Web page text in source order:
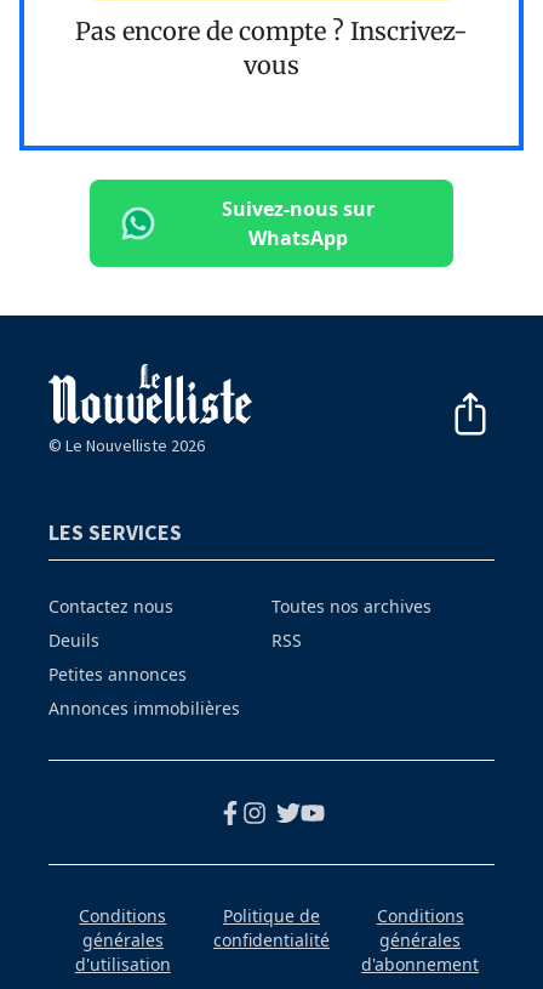
Pas encore de compte ? Inscrivez-
vous
Suivez-nous sur
WhatsApp
© Le Nouvelliste 2026
LES SERVICES
Contactez nous
Deuils
Petites annonces
Annonces immobilières
Toutes nos archives
RSS
Conditions
générales
d'utilisation
Politique de
confidentialité
Conditions
générales
d'abonnement